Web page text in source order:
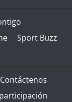
Sport Buzz
Contáctenos